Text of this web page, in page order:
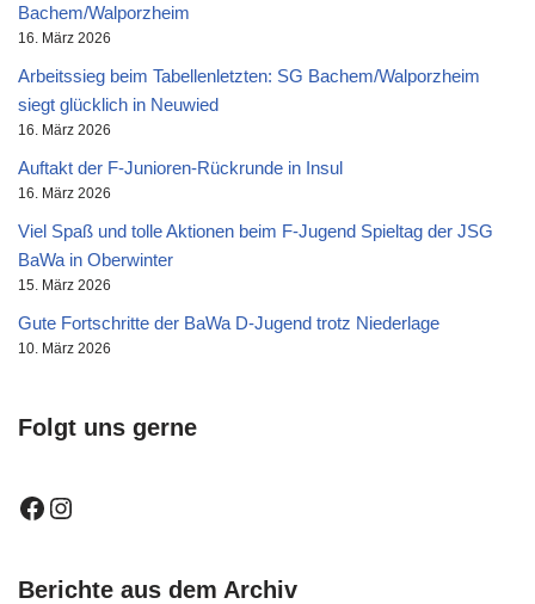
Bachem/Walporzheim
16. März 2026
Arbeitssieg beim Tabellenletzten: SG Bachem/Walporzheim
siegt glücklich in Neuwied
16. März 2026
Auftakt der F-Junioren-Rückrunde in Insul
16. März 2026
Viel Spaß und tolle Aktionen beim F-Jugend Spieltag der JSG
BaWa in Oberwinter
15. März 2026
Gute Fortschritte der BaWa D-Jugend trotz Niederlage
10. März 2026
Folgt uns gerne
Berichte aus dem Archiv